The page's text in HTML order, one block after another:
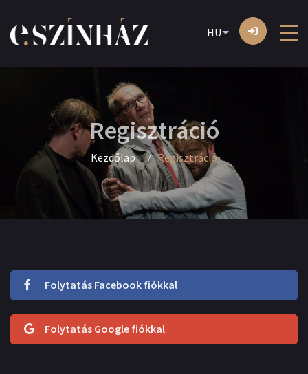
HU
Regisztráció
Kezdőlap Regisztráció
Folytatás Facebook fiókkal
Folytatás Google fiókkal